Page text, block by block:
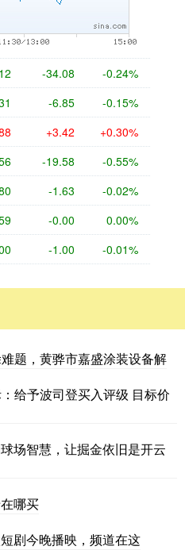
-34.08 -0.24%
-6.85 -0.15%
+3.42 +0.30%
-19.58 -0.55%
-1.63 -0.02%
-0.00 0.00%
-1.00 -0.01%
题，黄骅市嘉盛涂装设备解
给予波司登买入评级 目标价
场智慧，让掘金依旧是开云
哪买
剧今晚播映，频道在这